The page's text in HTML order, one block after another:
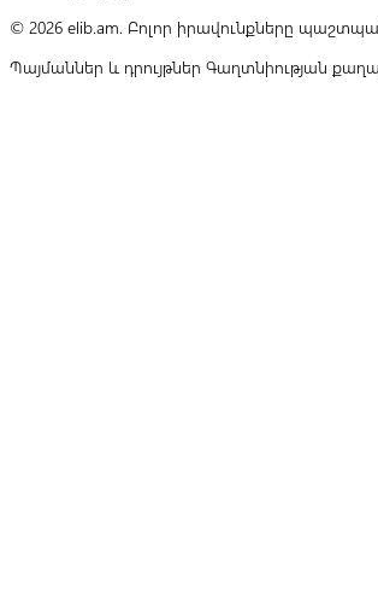
© 2026 elib.am. Բոլոր իրավունքները
Պայմաններ և դրույթներ Գաղտնիության